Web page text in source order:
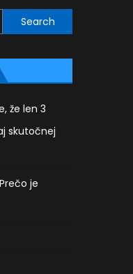
že len 3
skutočnej
je